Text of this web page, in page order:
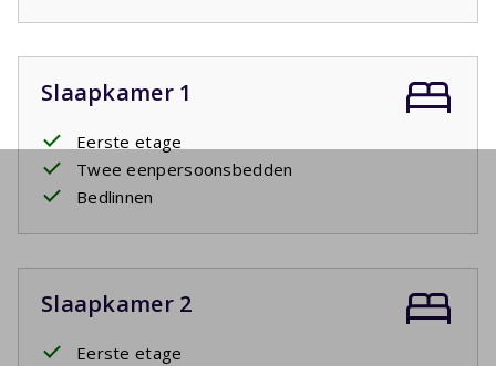
Slaapkamer 1
Eerste etage
Twee eenpersoonsbedden
Bedlinnen
Slaapkamer 2
Eerste etage